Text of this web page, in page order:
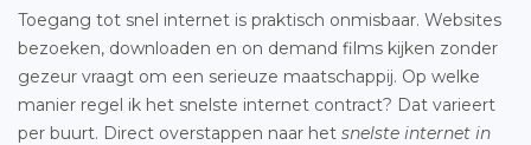
Toegang tot snel internet is praktisch onmisbaar. Websites
bezoeken, downloaden en on demand films kijken zonder
gezeur vraagt om een serieuze maatschappij. Op welke
manier regel ik het snelste internet contract? Dat varieert
per buurt. Direct overstappen naar het snelste internet in